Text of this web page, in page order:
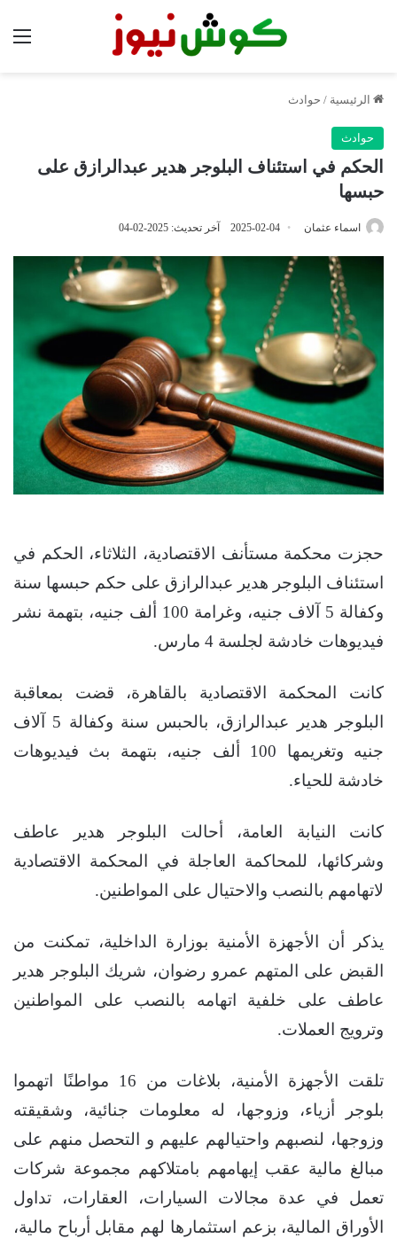
الرئيسية / حوادث
حوادث
الحكم في استئناف البلوجر هدير عبدالرازق على
حبسها
اسماء عثمان 2025-02-04 آخر تحديث: 2025-02-04
حجزت محكمة مستأنف الاقتصادية، الثلاثاء، الحكم في
استئناف البلوجر هدير عبدالرازق على حكم حبسها سنة
وكفالة 5 آلاف جنيه، وغرامة 100 ألف جنيه، بتهمة نشر
فيديوهات خادشة لجلسة 4 مارس
.
كانت المحكمة الاقتصادية بالقاهرة، قضت بمعاقبة
البلوجر هدير عبدالرازق، بالحبس سنة وكفالة 5 آلاف
جنيه وتغريمها 100 ألف جنيه، بتهمة بث فيديوهات
خادشة للحياء.
كانت النيابة العامة، أحالت البلوجر هدير عاطف
وشركائها، للمحاكمة العاجلة في المحكمة الاقتصادية
لاتهامهم بالنصب والاحتيال على المواطنين.
يذكر أن الأجهزة الأمنية بوزارة الداخلية، تمكنت من
القبض على المتهم عمرو رضوان، شريك البلوجر هدير
عاطف على خلفية اتهامه بالنصب على المواطنين
وترويج العملات.
تلقت الأجهزة الأمنية، بلاغات من 16 مواطنًا اتهموا
بلوجر أزياء، وزوجها، له معلومات جنائية، وشقيقته
وزوجها، لنصبهم واحتيالهم عليهم و التحصل منهم على
مبالغ مالية عقب إيهامهم بامتلاكهم مجموعة شركات
تعمل في عدة مجالات السيارات، العقارات، تداول
الأوراق المالية، بزعم استثمارها لهم مقابل أرباح مالية،